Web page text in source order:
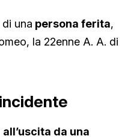
una persona ferita,
la 22enne A. A. di
all’uscita da una